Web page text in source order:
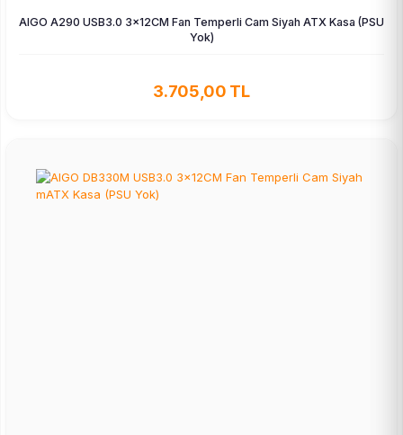
AIGO A290 USB3.0 3×12CM Fan Temperli Cam Siyah ATX Kasa (PSU
Yok)
3.705,00 TL